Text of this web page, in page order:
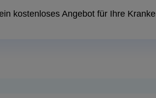
kostenloses Angebot für Ihre